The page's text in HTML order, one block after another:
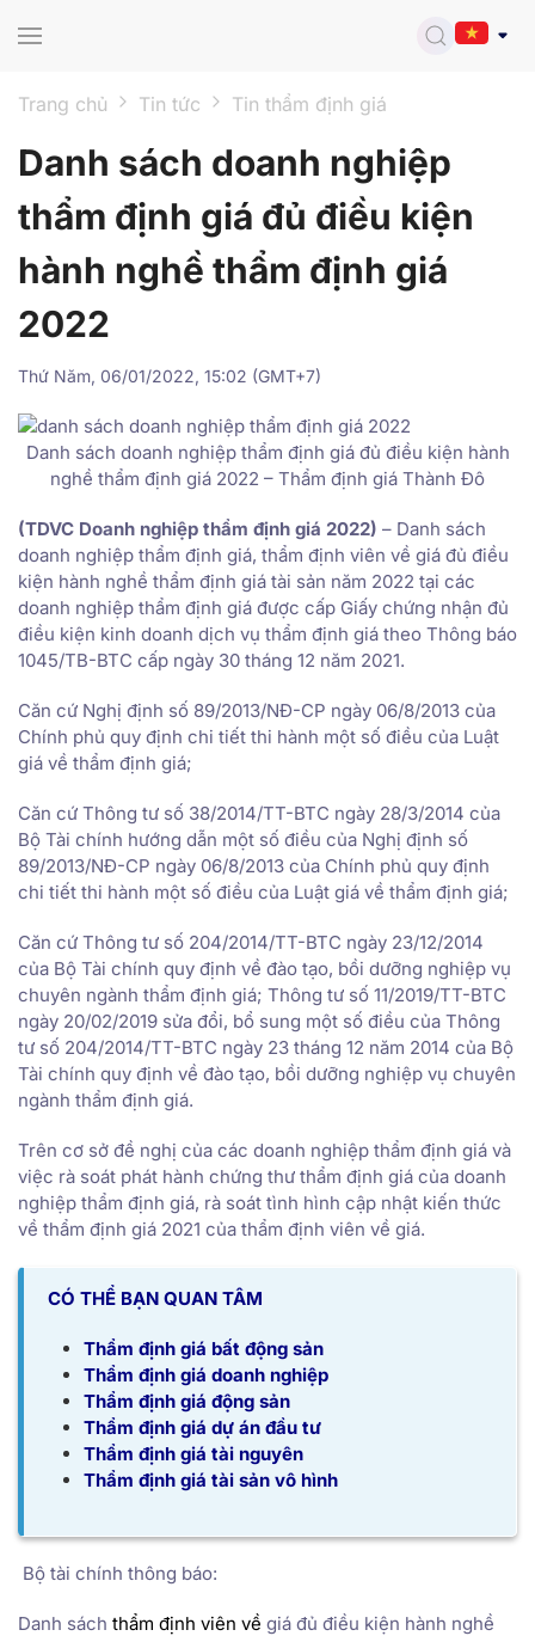
Trang chủ Tin tức Tin thẩm định giá
Danh sách doanh nghiệp
thẩm định giá đủ điều kiện
hành nghề thẩm định giá
2022
Thứ Năm, 06/01/2022, 15:02 (GMT+7)
Danh sách doanh nghiệp thẩm định giá đủ điều kiện hành
nghề thẩm định giá 2022 – Thẩm định giá Thành Đô
(TDVC Doanh nghiệp thẩm định giá 2022) – Danh sách
doanh nghiệp thẩm định giá, thẩm định viên về giá đủ điều
kiện hành nghề thẩm định giá tài sản năm 2022 tại các
doanh nghiệp thẩm định giá được cấp Giấy chứng nhận đủ
điều kiện kinh doanh dịch vụ thẩm định giá theo Thông báo
1045/TB-BTC cấp ngày 30 tháng 12 năm 2021.
Căn cứ Nghị định số 89/2013/NĐ-CP ngày 06/8/2013 của
Chính phủ quy định chi tiết thi hành một số điều của Luật
giá về thẩm định giá;
Căn cứ Thông tư số 38/2014/TT-BTC ngày 28/3/2014 của
Bộ Tài chính hướng dẫn một số điều của Nghị định số
89/2013/NĐ-CP ngày 06/8/2013 của Chính phủ quy định
chi tiết thi hành một số điều của Luật giá về thẩm định giá;
Căn cứ Thông tư số 204/2014/TT-BTC ngày 23/12/2014
của Bộ Tài chính quy định về đào tạo, bồi dưỡng nghiệp vụ
chuyên ngành thẩm định giá; Thông tư số 11/2019/TT-BTC
ngày 20/02/2019 sửa đổi, bổ sung một số điều của Thông
tư số 204/2014/TT-BTC ngày 23 tháng 12 năm 2014 của Bộ
Tài chính quy định về đào tạo, bồi dưỡng nghiệp vụ chuyên
ngành thẩm định giá.
Trên cơ sở đề nghị của các doanh nghiệp thẩm định giá và
việc rà soát phát hành chứng thư thẩm định giá của doanh
nghiệp thẩm định giá, rà soát tình hình cập nhật kiến thức
về thẩm định giá 2021 của thẩm định viên về giá.
CÓ THỂ BẠN QUAN TÂM
Thẩm định giá bất động sản
Thẩm định giá doanh nghiệp
Thẩm định giá động sản
Thẩm định giá dự án đầu tư
Thẩm định giá tài nguyên
Thẩm định giá tài sản vô hình
Bộ tài chính thông báo:
Danh sách thẩm định viên về giá đủ điều kiện hành nghề